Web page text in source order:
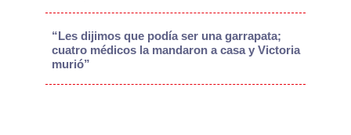
“Les dijimos que podía ser una garrapata;
cuatro médicos la mandaron a casa y Victoria
murió”